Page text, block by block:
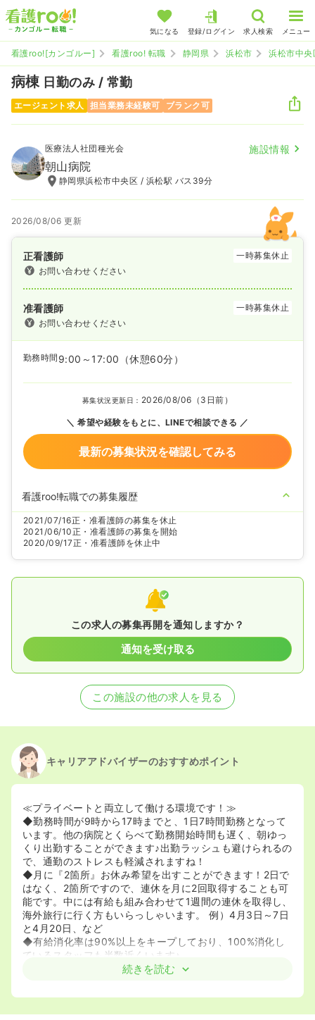
気になる 登録/ログイン 求人検索 メニュー
看護roo![カンゴルー] 看護roo! 転職 静岡県 浜松市 浜松市中央
病棟 日勤のみ / 常勤
エージェント求人 担当業務未経験可 ブランク可
医療法人社団種光会 施設情報
朝山病院
静岡県浜松市中央区 / 浜松駅 バス39分
2026/08/06 更新
正看護師
一時募集休止
お問い合わせください
准看護師
一時募集休止
お問い合わせください
勤務時間 9:00～17:00 （休憩60分）
募集状況更新日： 2026/08/06（3日前）
希望や経験をもとに、LINEで相談できる
最新の募集状況を確認してみる
看護roo!転職での募集履歴
2021/07/16正・准看護師の募集を休止
2021/06/10正・准看護師の募集を開始
2020/09/17正・准看護師を休止中
この求人の募集再開を通知しますか？
通知を受け取る
この施設の他の求人を見る
キャリアアドバイザーのおすすめポイント
≪プライベートと両立して働ける環境です！≫
◆勤務時間が9時から17時までと、1日7時間勤務となって
います。他の病院とくらべて勤務開始時間も遅く、朝ゆっ
くり出勤することができます♪出勤ラッシュも避けられるの
で、通勤のストレスも軽減されますね！
◆月に『2箇所』お休み希望を出すことができます！2日で
はなく、2箇所ですので、連休を月に2回取得することも可
能です。中には有給も組み合わせて1週間の連休を取得し、
海外旅行に行く方もいらっしゃいます。 例）4月3日～7日
と4月20日、など
◆有給消化率は90%以上をキープしており、100%消化し
ているスタッフも半数近くいます♪
◆電子カルテも導入しておりますので、業務もスムーズに
続きを読む